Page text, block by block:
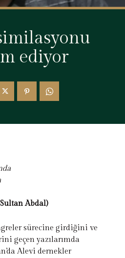
ediyor
Abdal)
sürecine girdiğini ve
geçen yazılarımda
Alevi dernekler